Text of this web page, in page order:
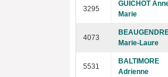
3295
GUICHOT
Marie
4073
Marie-Laure
5531
BALTIMORE
Adrienne